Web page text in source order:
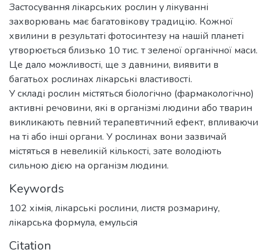
Застосування лікарських рослин у лікуванні
захворювань має багатовікову традицію. Кожної
хвилини в результаті фотосинтезу на нашій планеті
утворюється близько 10 тис. т зеленої органічної маси.
Це дало можливості, ще з давнини, виявити в
багатьох рослинах лікарські влаcтивості.
У складі рослин містяться біологічно (фармакологічно)
активні речовини, які в організмі людини або тварин
викликають певний терапевтичний ефект, впливаючи
на ті або інші органи. У рослинах вони зазвичай
містяться в невеликій кількості, зате володіють
сильною дією на організм людини.
Keywords
102 хімія, лікарські рослини, листя розмарину,
лікарська формула, емульсія
Citation